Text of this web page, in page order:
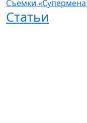
Съемки «Супермена
Статьи